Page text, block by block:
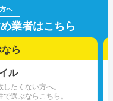
業者はこちら
ら
したくない方へ。
選ぶならこちら。
ル